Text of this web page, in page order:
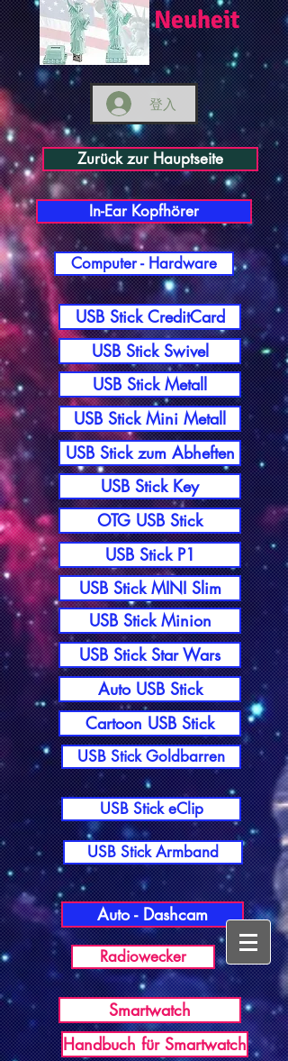
Neuheit
登入
Zurück zur Hauptseite
In-Ear Kopfhörer
Computer - Hardware
USB Stick CreditCard
USB Stick Swivel
USB Stick Metall
USB Stick Mini Metall
USB Stick zum Abheften
USB Stick Key
OTG USB Stick
USB Stick P1
USB Stick MINI Slim
USB Stick Minion
USB Stick Star Wars
Auto USB Stick
Cartoon USB Stick
USB Stick Goldbarren
USB Stick eClip
USB Stick Armband
Auto - Dashcam
Radiowecker
Smartwatch
Handbuch für Smartwatch